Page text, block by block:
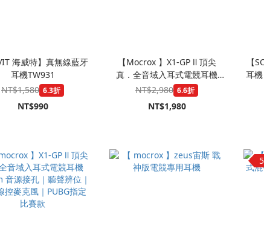
海威特】真無線藍牙
耳機TW931
NT$1,580 6.3折
NT$990
【Mocrox 】X1-GP Ⅱ 頂尖
真．全音域入耳式電競耳機
Type-C接口｜聽聲辨位｜抗噪
線控麥克風｜PUBG指定比賽
款
NT$2,980 6.6折
NT$1,980
【
耳
降